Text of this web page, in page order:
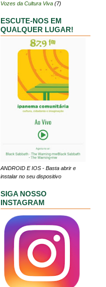
Vozes da Cultura Viva (7)
ESCUTE-NOS EM
QUALQUER LUGAR!
ANDROID E IOS - Basta abrir e
instalar no seu dispositivo
SIGA NOSSO
INSTAGRAM